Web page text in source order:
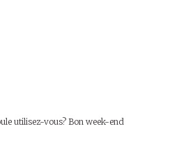
utilisez-vous? Bon week-end